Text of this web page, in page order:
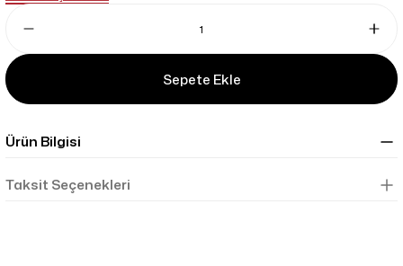
Sepete Ekle
Ürün Bilgisi
Taksit Seçenekleri